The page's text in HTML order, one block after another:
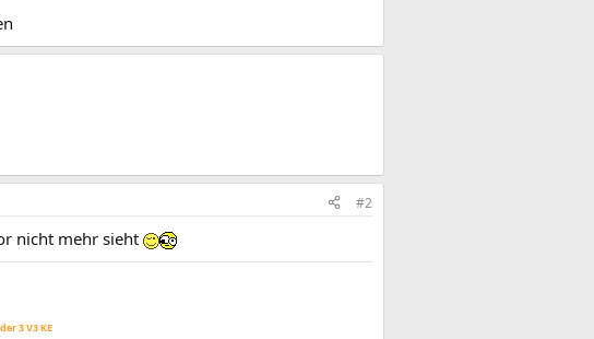
#2
nicht mehr sieht
3 V3 KE